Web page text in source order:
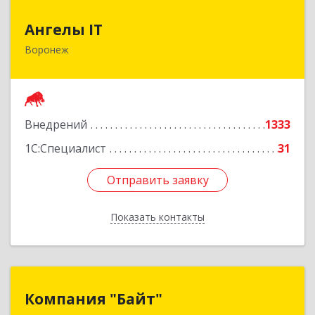
Ангелы IT
Воронеж
Внедрений
1333
1С:Специалист
31
Отправить заявку
Показать контакты
394036, Воронежская обл, Воронеж г, Карла
Отправить заявку
Назад
Компания "Байт"